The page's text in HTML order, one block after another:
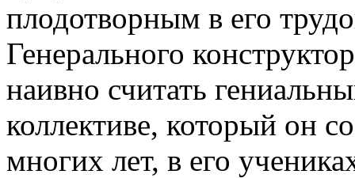
плодотворным в его
Генерального
наивно считать
коллективе, который он
многих лет, в его